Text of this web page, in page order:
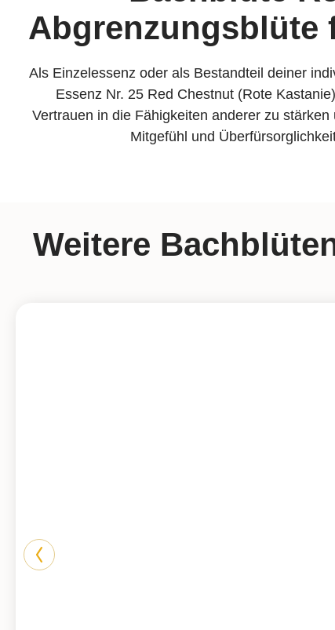
Abgrenzungsblüte
Als Einzelessenz oder als Bestandteil deiner
Essenz Nr. 25 Red Chestnut (Rote
Vertrauen in die Fähigkeiten anderer zu
Mitgefühl und
Weitere